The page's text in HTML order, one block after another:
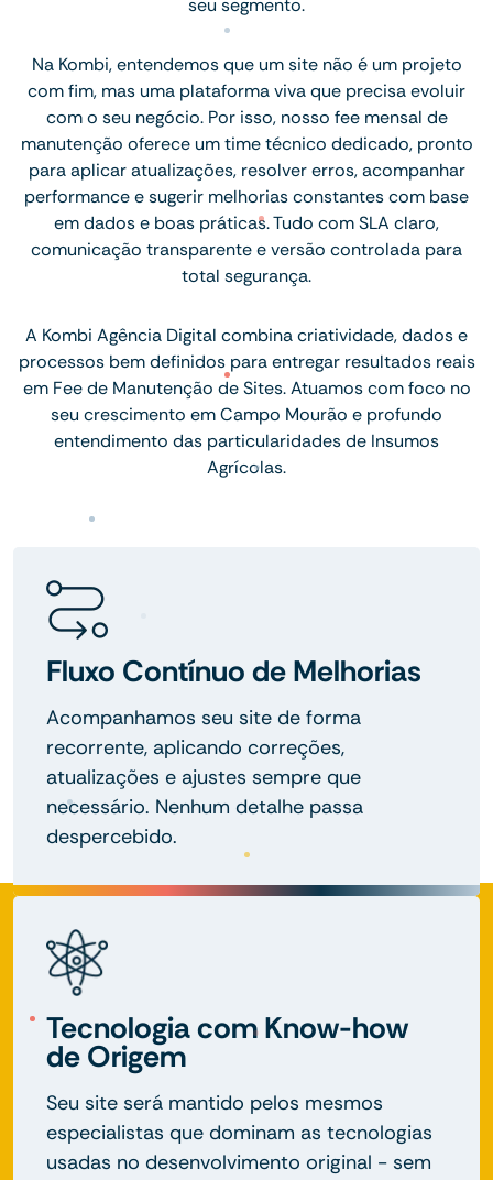
seu segmento.
Na Kombi, entendemos que um site não é um projeto
com fim, mas uma plataforma viva que precisa evoluir
com o seu negócio. Por isso, nosso fee mensal de
manutenção oferece um time técnico dedicado, pronto
para aplicar atualizações, resolver erros, acompanhar
performance e sugerir melhorias constantes com base
em dados e boas práticas. Tudo com SLA claro,
comunicação transparente e versão controlada para
total segurança.
A Kombi Agência Digital combina criatividade, dados e
processos bem definidos para entregar resultados reais
em Fee de Manutenção de Sites. Atuamos com foco no
seu crescimento em Campo Mourão e profundo
entendimento das particularidades de Insumos
Agrícolas.
Fluxo Contínuo de Melhorias
Acompanhamos seu site de forma
recorrente, aplicando correções,
atualizações e ajustes sempre que
necessário. Nenhum detalhe passa
despercebido.
Tecnologia com Know-how
de Origem
Seu site será mantido pelos mesmos
especialistas que dominam as tecnologias
usadas no desenvolvimento original - sem